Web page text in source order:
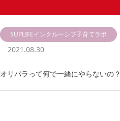
SUPLIFEインクルーシブ子育てラボ
2021.08.30
オリパラって何で一緒にやらないの？